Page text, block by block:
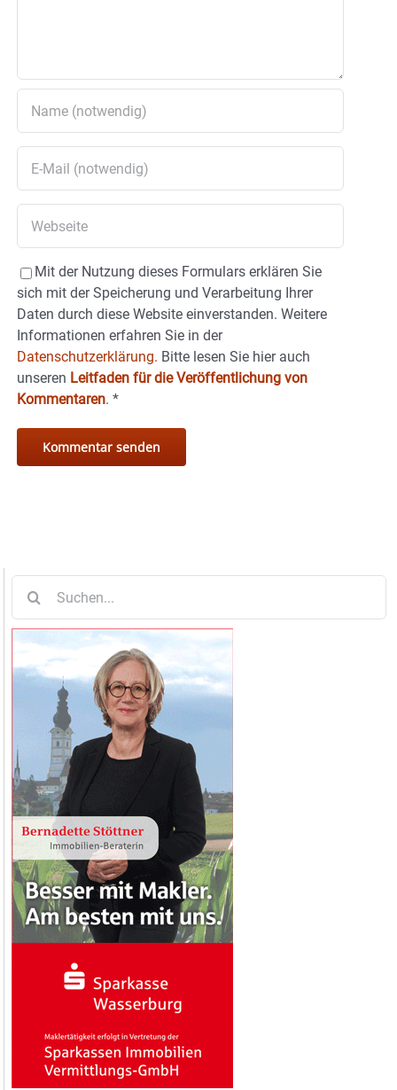
Mit der Nutzung dieses Formulars erklären Sie
sich mit der Speicherung und Verarbeitung Ihrer
Daten durch diese Website einverstanden. Weitere
Informationen erfahren Sie in der
Datenschutzerklärung. Bitte lesen Sie hier auch
unseren Leitfaden für die Veröffentlichung von
Kommentaren. *
nach: